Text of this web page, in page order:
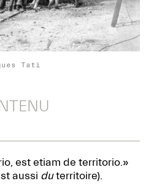
Tati
est etiam de territorio.»
aussi duterritoire).